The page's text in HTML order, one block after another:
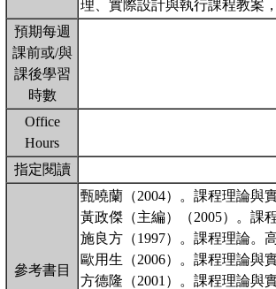
理、實際設計與執行課程教案
預期每週
課前或/與
課後學習
時數
Office
Hours
指定閱讀
參考書目
甄曉蘭（2004）。課程理論與
黃政傑（主編）（2005）。課
施良方（1997）。課程理論。
歐用生（2006）。課程理論與
方德隆（2001）。課程理論與